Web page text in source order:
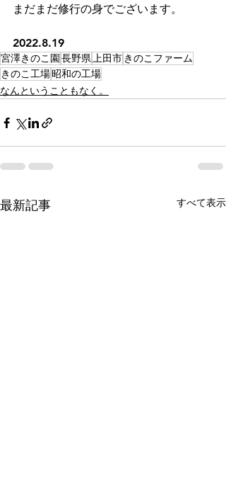
まだまだ修行の身でございます。
2022.8.19
宮澤きのこ園長野県上田市 きのこファーム
きのこ工場昭和の工場
なんということもなく。
最新記事 すべて表示